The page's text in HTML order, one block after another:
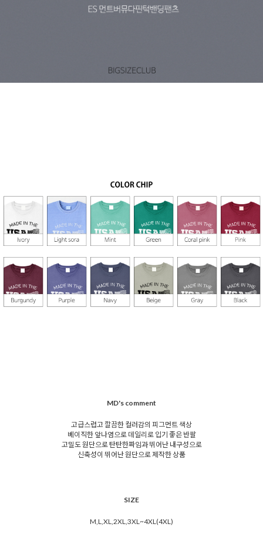
MD's comment
고급스럽고 깔끔한 컬러감의 피그먼트 색상
베이직한 앞나염으로 데일리로 입기 좋은 반팔
고밀도 원단으로 탄탄한짜임과 뛰어난 내구성으로
신축성이 뛰어난 원단으로 제작한 상품
SIZE
M,L,XL,2XL,3XL~4XL(4XL)